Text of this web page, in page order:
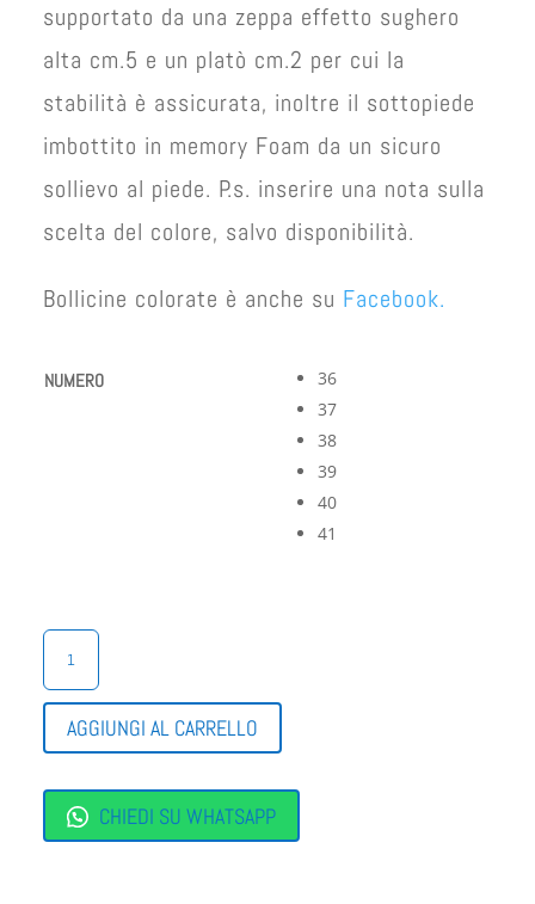
supportato da una zeppa effetto sughero
alta cm.5 e un platò cm.2 per cui la
stabilità è assicurata, inoltre il sottopiede
imbottito in memory Foam da un sicuro
sollievo al piede. P.s. inserire una nota sulla
scelta del colore, salvo disponibilità.
Bollicine colorate è anche su Facebook.
NUMERO
36
37
38
39
40
41
COMODO
ZATTERONE
DONNA CINZIA
SOFT
QUANTITÀ
AGGIUNGI AL CARRELLO
CHIEDI SU WHATSAPP